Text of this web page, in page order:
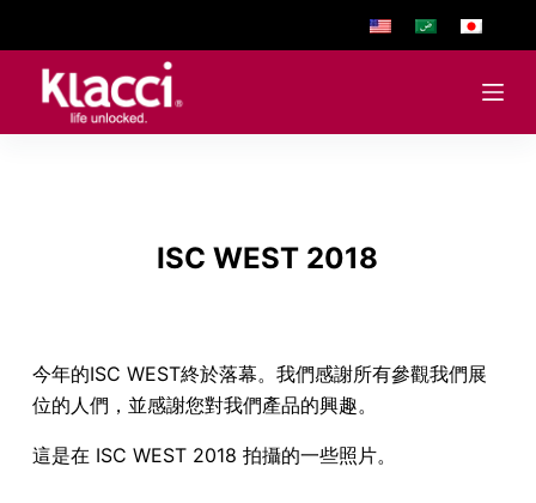
ISC WEST 2018
今年的ISC WEST終於落幕。我們感謝所有參觀我們展
位的人們，並感謝您對我們產品的興趣。
這是在 ISC WEST 2018 拍攝的一些照片。